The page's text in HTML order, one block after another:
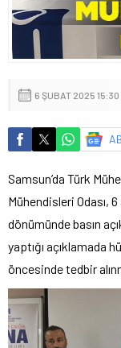
6 ŞUBAT 2025 15:30
Samsun’da Türk
Mühendisleri Odası,
dönümünde basın
yaptığı açıklamada
öncesinde tedbir